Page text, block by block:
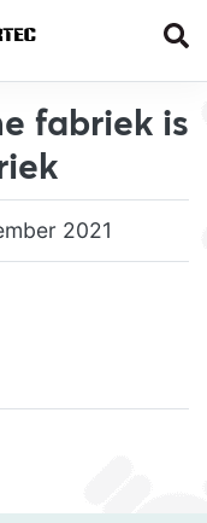
fabriek is
2021